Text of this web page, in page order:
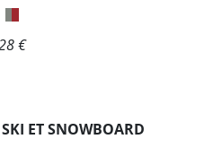
€
SKI ET SNOWBOARD